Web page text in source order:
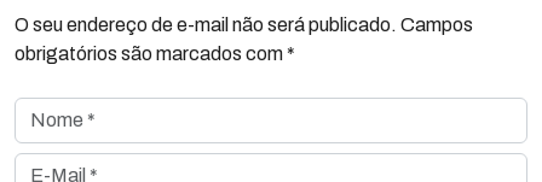
O seu endereço de e-mail não será publicado. Campos
obrigatórios são marcados com *
Nome *
E-Mail *